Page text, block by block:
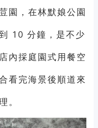
園，在林默娘公園
10 分鐘，是不少
內採庭園式用餐空
看完海景後順道來
。